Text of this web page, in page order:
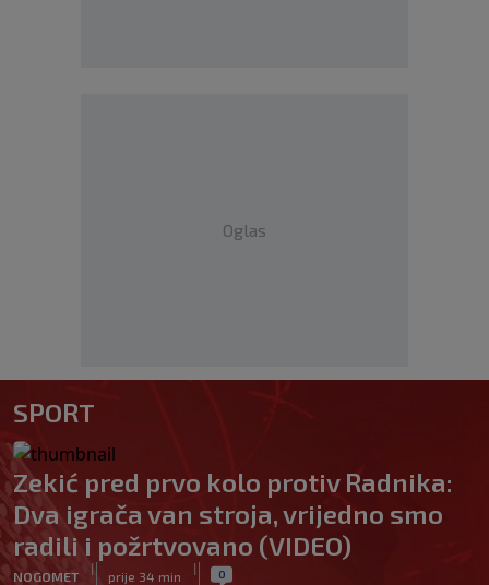
Oglas
SPORT
Zekić pred prvo kolo protiv Radnika:
Dva igrača van stroja, vrijedno smo
radili i požrtvovano (VIDEO)
NOGOMET
|
prije 34 min
| 0